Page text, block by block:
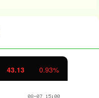
43.13 0.93%